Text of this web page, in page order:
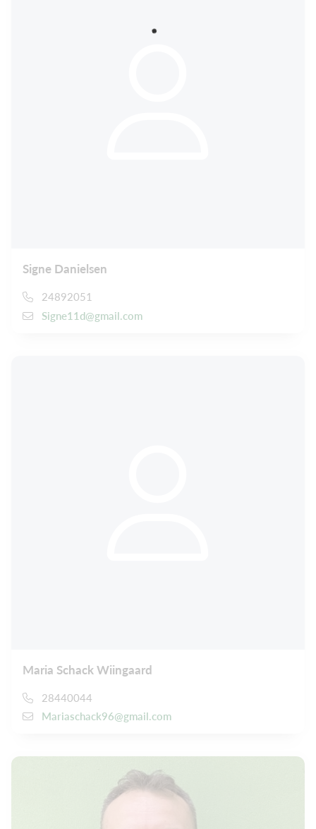
Signe Danielsen
24892051
Signe11d@gmail.com
Maria Schack Wiingaard
28440044
Mariaschack96@gmail.com